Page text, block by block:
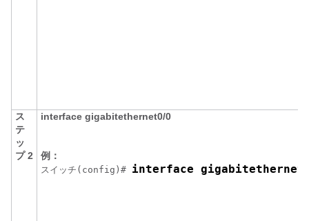
ス
テ
ッ
プ 2
interface gigabitethernet0/0
例：
スイッチ (config)# interface